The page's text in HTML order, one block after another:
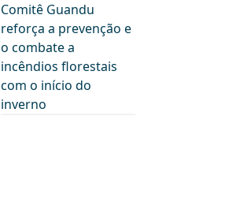
Comitê Guandu
reforça a prevenção e
o combate a
incêndios florestais
com o início do
inverno